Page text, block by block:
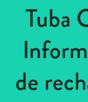
Tuba
de